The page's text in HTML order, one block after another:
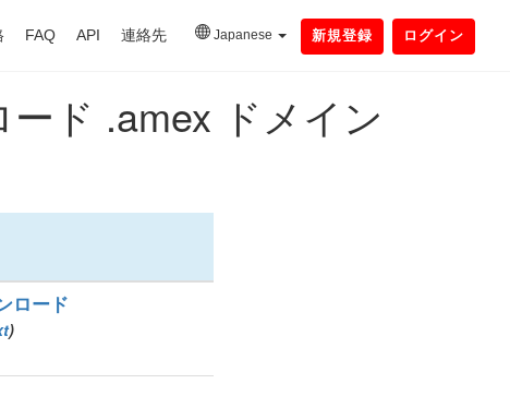
FAQ API 連絡先 Japanese 新規登録 ログイン
ド .amex ドメイン
ロード
)